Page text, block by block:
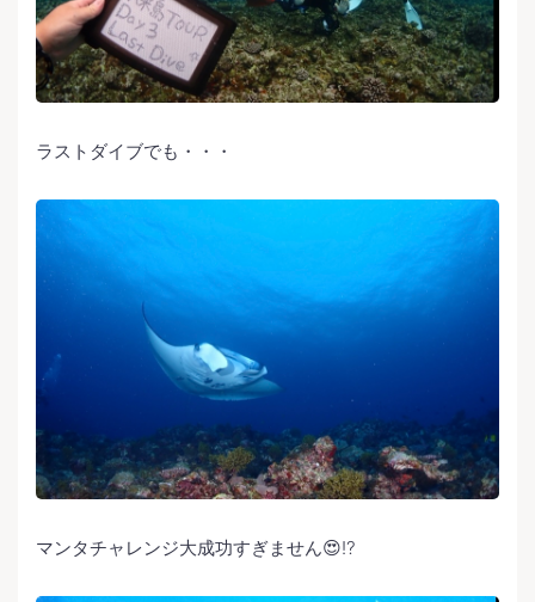
ラストダイブでも・・・
マンタチャレンジ大成功すぎません😍⁉️